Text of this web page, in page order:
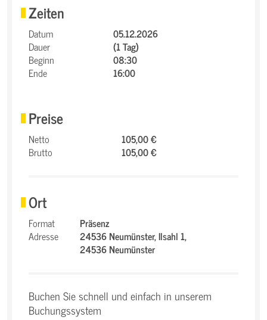
Zeiten
Datum
05.12.2026
Dauer
(1 Tag)
Beginn
08:30
Ende
16:00
Preise
Netto
105,00 €
Brutto
105,00 €
Ort
Format
Präsenz
Adresse
24536 Neumünster,Ilsahl 1,
24536 Neumünster
Buchen Sie schnell und einfach in unserem
Buchungssystem